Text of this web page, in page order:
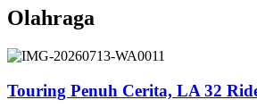
Olahraga
Touring Penuh Cerita, LA 32